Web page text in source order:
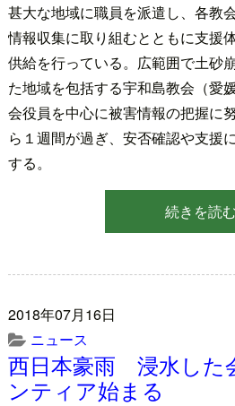
甚大な地域に職員を派遣し、各教
情報収集に取り組むとともに支援
供給を行っている。広範囲で土砂
た地域を包括する宇和島教会（愛
会役員を中心に被害情報の把握に
ら１週間が過ぎ、安否確認や支援
する。
続きを読む
2018年07月16日
ニュース
西日本豪雨 浸水した
ンティア始まる